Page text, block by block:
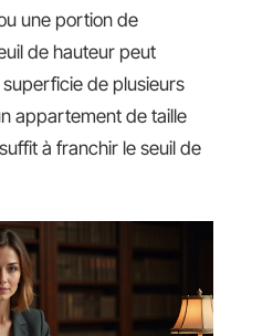
une portion de
de hauteur peut
de plusieurs
appartement de taille
à franchir le seuil de